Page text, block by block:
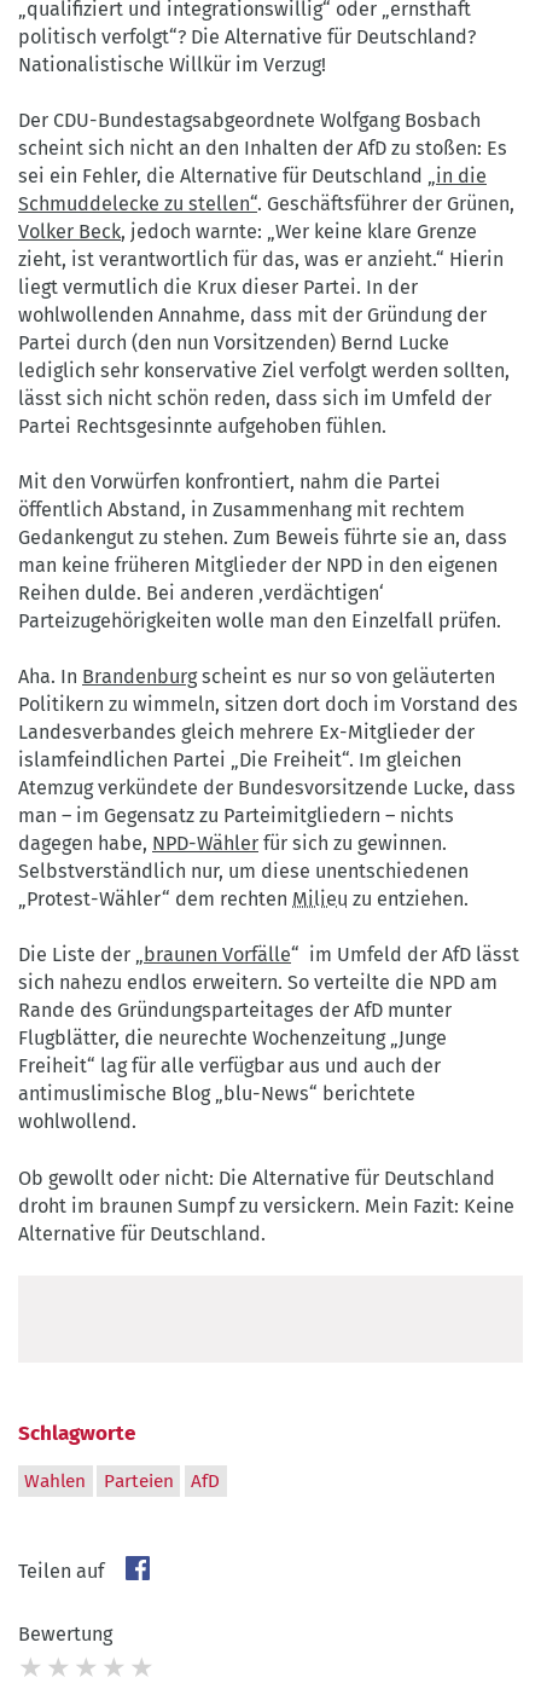
„qualifiziert und integrationswillig“ oder „ernsthaft
politisch verfolgt“? Die Alternative für Deutschland?
Nationalistische Willkür im Verzug!
Der CDU-Bundestagsabgeordnete Wolfgang Bosbach
scheint sich nicht an den Inhalten der AfD zu stoßen: Es
sei ein Fehler, die Alternative für Deutschland „in die
Schmuddelecke zu stellen“. Geschäftsführer der Grünen,
Volker Beck, jedoch warnte: „Wer keine klare Grenze
zieht, ist verantwortlich für das, was er anzieht.“ Hierin
liegt vermutlich die Krux dieser Partei. In der
wohlwollenden Annahme, dass mit der Gründung der
Partei durch (den nun Vorsitzenden) Bernd Lucke
lediglich sehr konservative Ziel verfolgt werden sollten,
lässt sich nicht schön reden, dass sich im Umfeld der
Partei Rechtsgesinnte aufgehoben fühlen.
Mit den Vorwürfen konfrontiert, nahm die Partei
öffentlich Abstand, in Zusammenhang mit rechtem
Gedankengut zu stehen. Zum Beweis führte sie an, dass
man keine früheren Mitglieder der NPD in den eigenen
Reihen dulde. Bei anderen ‚verdächtigen‘
Parteizugehörigkeiten wolle man den Einzelfall prüfen.
Aha. In Brandenburgscheint es nur so von geläuterten
Politikern zu wimmeln, sitzen dort doch im Vorstand des
Landesverbandes gleich mehrere Ex-Mitglieder der
islamfeindlichen Partei „Die Freiheit“. Im gleichen
Atemzug verkündete der Bundesvorsitzende Lucke, dass
man – im Gegensatz zu Parteimitgliedern – nichts
dagegen habe, NPD-Wähler für sich zu gewinnen.
Selbstverständlich nur, um diese unentschiedenen
„Protest-Wähler“ dem rechten Milieu zu entziehen.
Die Liste der „ braunen Vorfälle“ im Umfeld der AfD lässt
sich nahezu endlos erweitern. So verteilte die NPD am
Rande des Gründungsparteitages der AfD munter
Flugblätter, die neurechte Wochenzeitung „Junge
Freiheit“ lag für alle verfügbar aus und auch der
antimuslimische Blog „blu-News“ berichtete
wohlwollend.
Ob gewollt oder nicht: Die Alternative für Deutschland
droht im braunen Sumpf zu versickern. Mein Fazit: Keine
Alternative für Deutschland.
Schlagworte
Wahlen Parteien AfD
Teilen auf
Bewertung